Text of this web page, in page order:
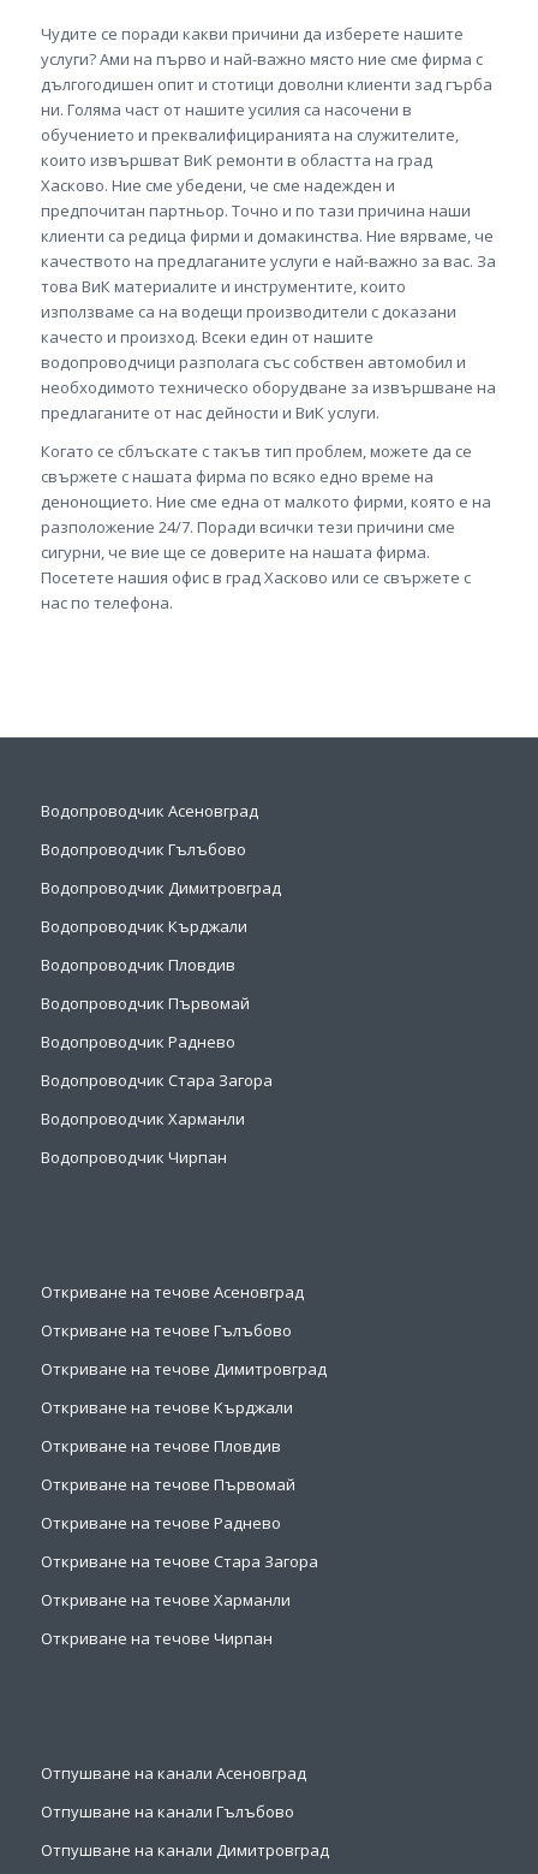
Чудите се поради какви причини да изберете нашите
услуги? Ами на първо и най-важно място ние сме фирма с
дългогодишен опит и стотици доволни клиенти зад гърба
ни. Голяма част от нашите усилия са насочени в
обучението и преквалифициранията на служителите,
които извършват ВиК ремонти в областта на град
Хасково. Ние сме убедени, че сме надежден и
предпочитан партньор. Точно и по тази причина наши
клиенти са редица фирми и домакинства. Ние вярваме, че
качеството на предлаганите услуги е най-важно за вас. За
това ВиК материалите и инструментите, които
използваме са на водещи производители с доказани
качесто и произход. Всеки един от нашите
водопроводчици разполага със собствен автомобил и
необходимото техническо оборудване за извършване на
предлаганите от нас дейности и ВиК услуги.
Когато се сблъскате с такъв тип проблем, можете да се
свържете с нашата фирма по всяко едно време на
денонощието. Ние сме една от малкото фирми, която е на
разположение 24/7. Поради всички тези причини сме
сигурни, че вие ще се доверите на нашата фирма.
Посетете нашия офис в град Хасково или се свържете с
нас по телефона.
Водопроводчик Асеновград
Водопроводчик Гълъбово
Водопроводчик Димитровград
Водопроводчик Кърджали
Водопроводчик Пловдив
Водопроводчик Първомай
Водопроводчик Раднево
Водопроводчик Стара Загора
Водопроводчик Харманли
Водопроводчик Чирпан
Откриване на течове Асеновград
Откриване на течове Гълъбово
Откриване на течове Димитровград
Откриване на течове Кърджали
Откриване на течове Пловдив
Откриване на течове Първомай
Откриване на течове Раднево
Откриване на течове Стара Загора
Откриване на течове Харманли
Откриване на течове Чирпан
Отпушване на канали Асеновград
Отпушване на канали Гълъбово
Отпушване на канали Димитровград